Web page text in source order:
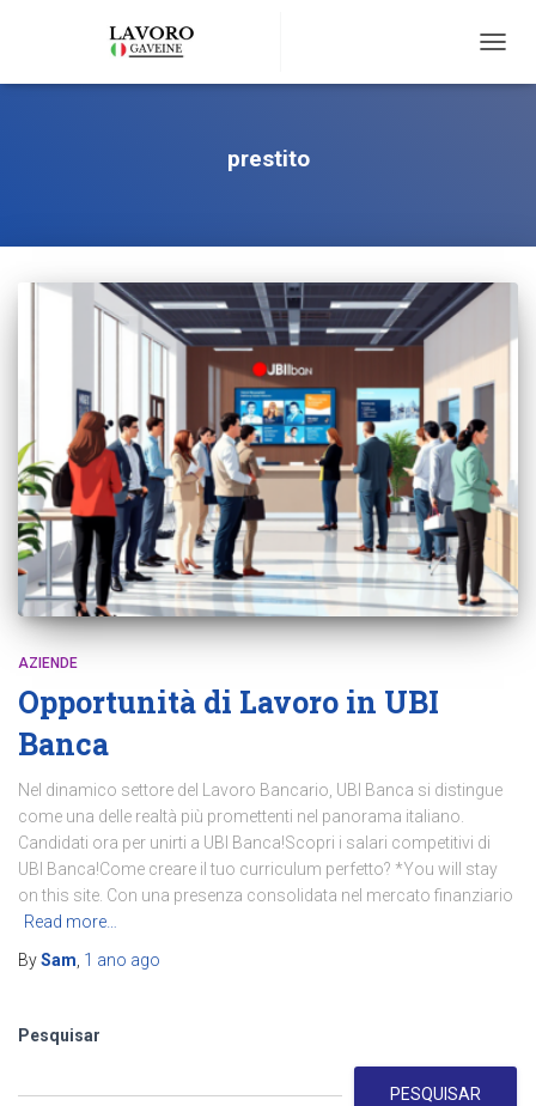
prestito
AZIENDE
Opportunità di Lavoro in UBI
Banca
Nel dinamico settore del Lavoro Bancario, UBI Banca si distingue
come una delle realtà più promettenti nel panorama italiano.
Candidati ora per unirti a UBI Banca!Scopri i salari competitivi di
UBI Banca!Come creare il tuo curriculum perfetto? *You will stay
on this site. Con una presenza consolidata nel mercato finanziario
Read more…
BySam 1 ano ago
Pesquisar
PESQUISAR